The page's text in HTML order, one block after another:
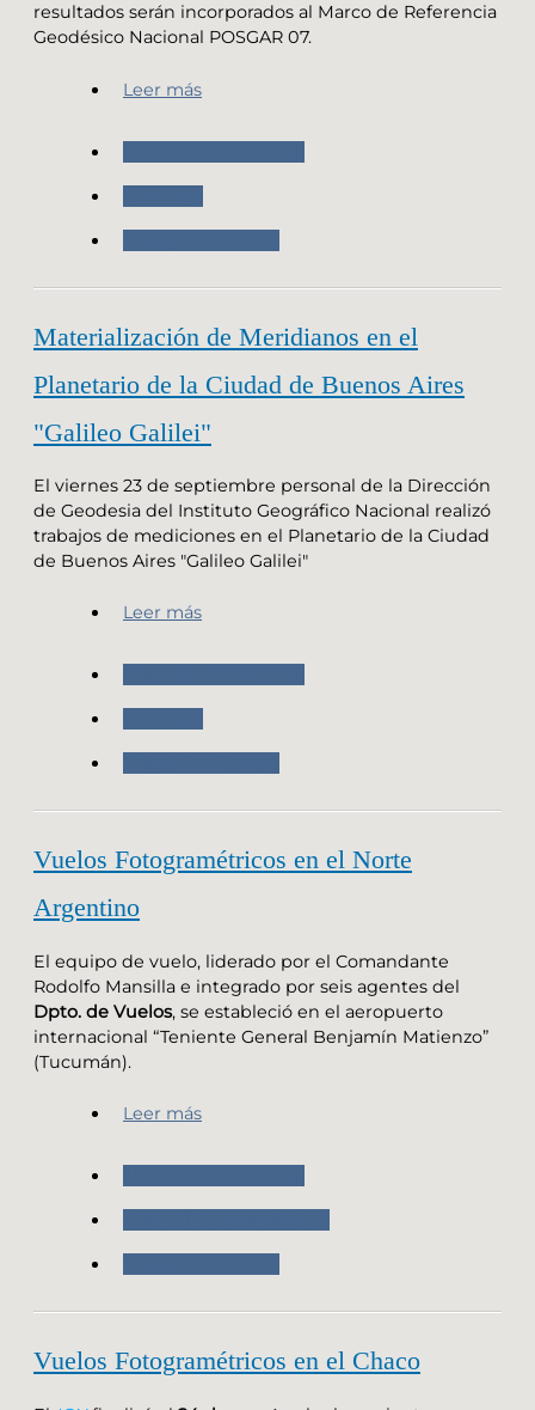
resultados serán incorporados al Marco de Referencia
Geodésico Nacional POSGAR 07.
Leer más
Materialización de Meridianos en el
Planetario de la Ciudad de Buenos Aires
"Galileo Galilei"
El viernes 23 de septiembre personal de la Dirección
de Geodesia del Instituto Geográfico Nacional realizó
trabajos de mediciones en el Planetario de la Ciudad
de Buenos Aires "Galileo Galilei"
Leer más
Vuelos Fotogramétricos en el Norte
Argentino
El equipo de vuelo, liderado por el Comandante
Rodolfo Mansilla e integrado por seis agentes del
Dpto. de Vuelos, se estableció en el aeropuerto
internacional “Teniente General Benjamín Matienzo”
(Tucumán).
Leer más
Vuelos Fotogramétricos en el Chaco